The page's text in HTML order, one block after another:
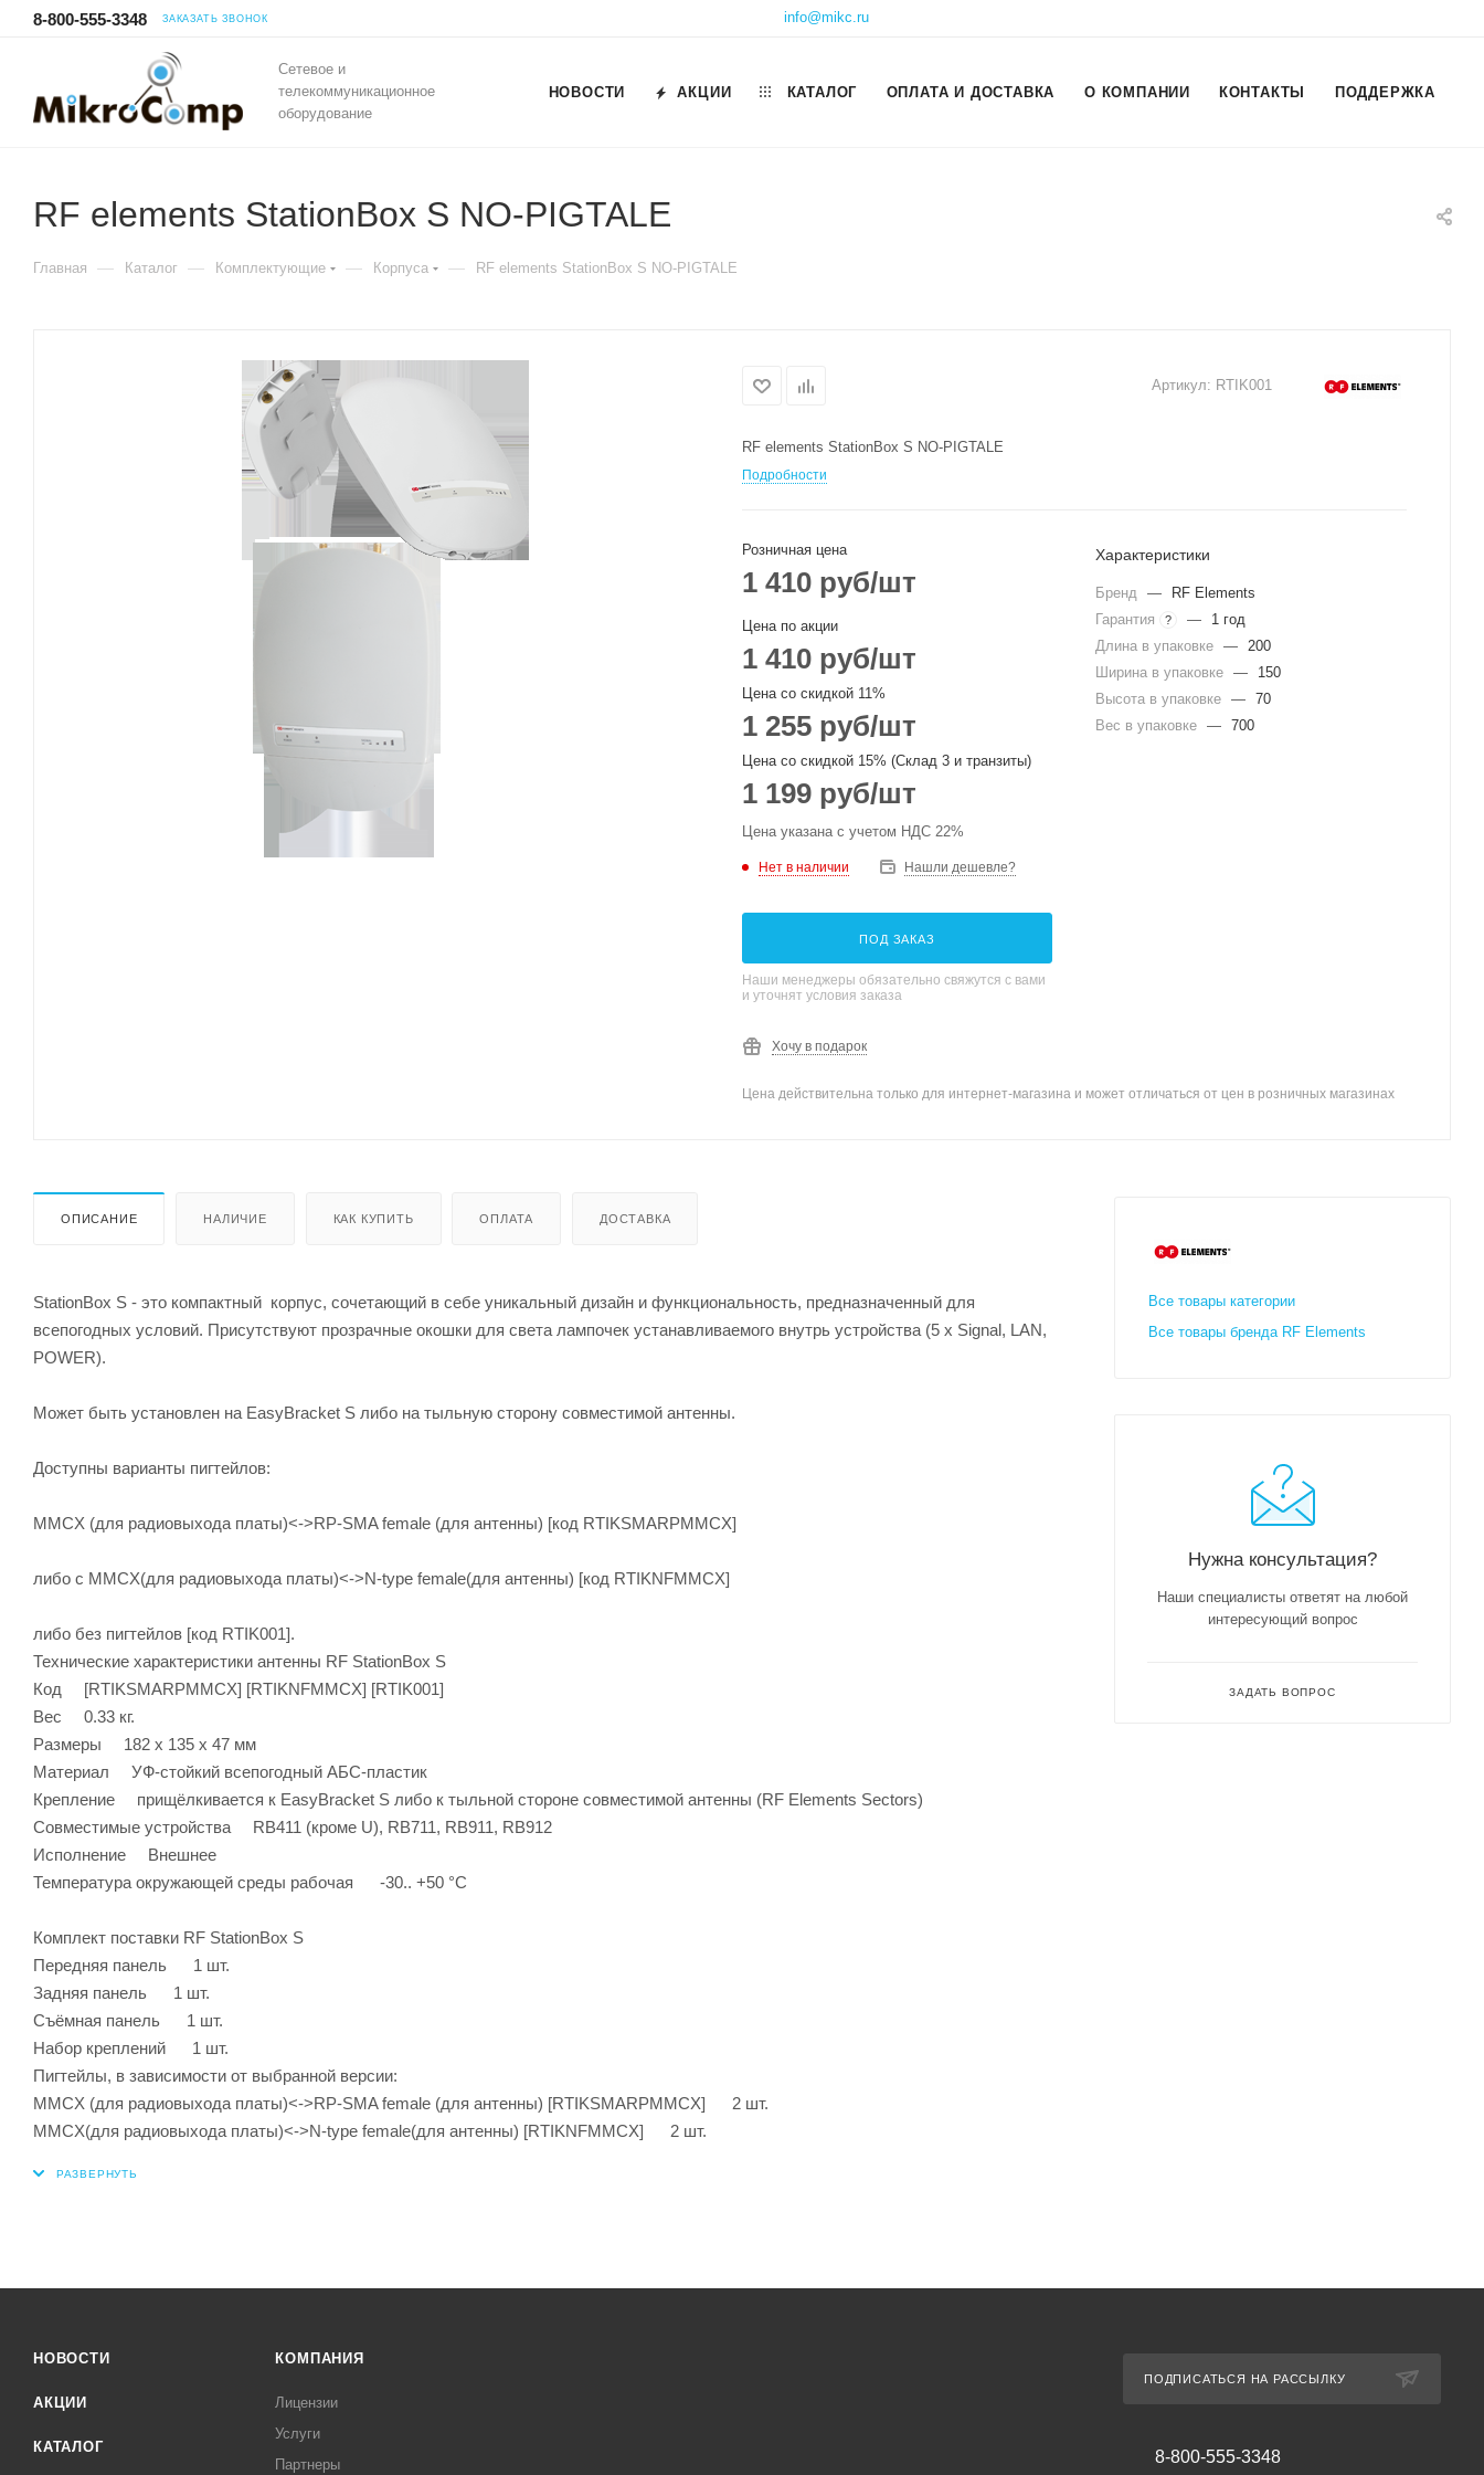
8-800-555-3348 ЗАКАЗАТЬ ЗВОНОК info@mikc.ru
Сетевое и
телекоммуникационное
оборудование
НОВОСТИ АКЦИИ КАТАЛОГ ОПЛАТА И ДОСТАВКА О КОМПАНИИ КОНТАКТЫ ПОДДЕРЖКА
RF elements StationBox S NO-PIGTALE
Главная — Каталог — Комплектующие — Корпуса — RF elements StationBox S NO-PIGTALE
Артикул: RTIK001
RF elements StationBox S NO-PIGTALE
Подробности
Розничная цена
1 410 руб/шт
Цена по акции
1 410 руб/шт
Цена со скидкой 11%
1 255 руб/шт
Цена со скидкой 15% (Склад 3 и транзиты)
1 199 руб/шт
Цена указана с учетом НДС 22%
Нет в наличии Нашли дешевле?
ПОД ЗАКАЗ
Наши менеджеры обязательно свяжутся с вами
и уточнят условия заказа
Хочу в подарок
Характеристики
Бренд —
RF Elements
Гарантия
? —
1 год
Длина в упаковке — 200
Ширина в упаковке —
150
Высота в упаковке — 70
Вес в упаковке — 700
Цена действительна только для интернет-магазина и может отличаться от цен в розничных магазинах
ОПИСАНИЕ НАЛИЧИЕ КАК КУПИТЬ ОПЛАТА ДОСТАВКА
StationBox S - это компактный корпус, сочетающий в себе уникальный дизайн и функциональность, предназначенный для
всепогодных условий. Присутствуют прозрачные окошки для света лампочек устанавливаемого внутрь устройства (5 x Signal, LAN,
POWER).
Может быть установлен на EasyBracket S либо на тыльную сторону совместимой антенны.
Доступны варианты пигтейлов:
MMCX (для радиовыхода платы)<->RP-SMA female (для антенны) [код RTIKSMARPMMCX]
либо с MMCX(для радиовыхода платы)<->N-type female(для антенны) [код RTIKNFMMCX]
либо без пигтейлов [код RTIK001].
Технические характеристики антенны RF StationBox S
Код [RTIKSMARPMMCX] [RTIKNFMMCX] [RTIK001]
Вес 0.33 кг.
Размеры 182 х 135 х 47 мм
Материал УФ-стойкий всепогодный АБС-пластик
Крепление прищёлкивается к EasyBracket S либо к тыльной стороне совместимой антенны (RF Elements Sectors)
Совместимые устройства RB411 (кроме U), RB711, RB911, RB912
Исполнение Внешнее
Температура окружающей среды рабочая -30.. +50 °C
Комплект поставки RF StationBox S
Передняя панель 1 шт.
Задняя панель 1 шт.
Cъёмная панель 1 шт.
Набор креплений 1 шт.
Пигтейлы, в зависимости от выбранной версии:
MMCX (для радиовыхода платы)<->RP-SMA female (для антенны) [RTIKSMARPMMCX] 2 шт.
MMCX(для радиовыхода платы)<->N-type female(для антенны) [RTIKNFMMCX] 2 шт.
Все товары категории
Все товары бренда RF Elements
Нужна консультация?
Наши специалисты ответят на любой
интересующий вопрос
ЗАДАТЬ ВОПРОС
НОВОСТИ
АКЦИИ
КАТАЛОГ
КОМПАНИЯ
Лицензии
Услуги
Партнеры
ПОДПИСАТЬСЯ НА РАССЫЛКУ
8-800-555-3348